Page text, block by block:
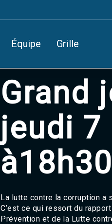
Équipe Grille
Grand
jeudi 7
à18h30
La lutte contre la corruption a
C’est ce qui ressort du
Prévention et de la Lutte